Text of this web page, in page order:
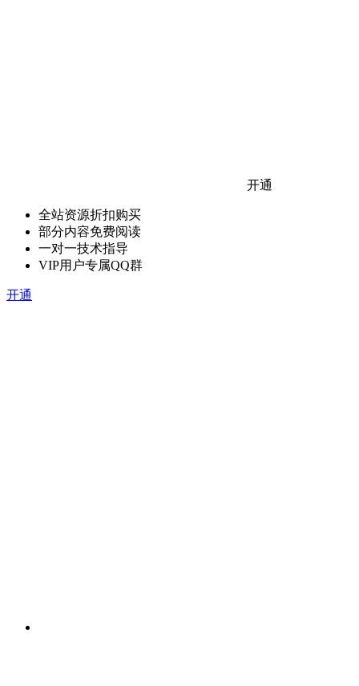
开通
全站资源折扣购买
部分内容免费阅读
一对一技术指导
VIP用户专属QQ群
开通